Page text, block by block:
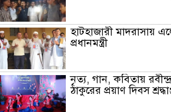
হাটহাজারী মাদরাসায়
প্রধানমন্ত্রী
নৃত্য, গান, কবিতায়
ঠাকুরের প্রয়াণ দিবস